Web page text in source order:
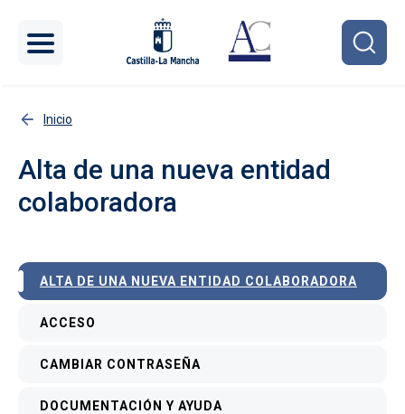
Inicio
Alta de una nueva entidad
colaboradora
Menú interior
ALTA DE UNA NUEVA ENTIDAD COLABORADORA
ACCESO
CAMBIAR CONTRASEÑA
DOCUMENTACIÓN Y AYUDA